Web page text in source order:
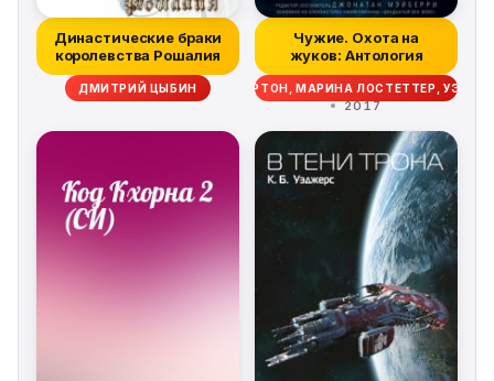
Династические браки
королевства Рошалия
ДМИТРИЙ ЦЫБИН
Чужие. Охота на
жуков: Антология
СКОТТ СИГЛЕР, ДЭЙВ ВОЛВЕРТОН, МАРИНА ЛОСТЕТТЕР,
2017